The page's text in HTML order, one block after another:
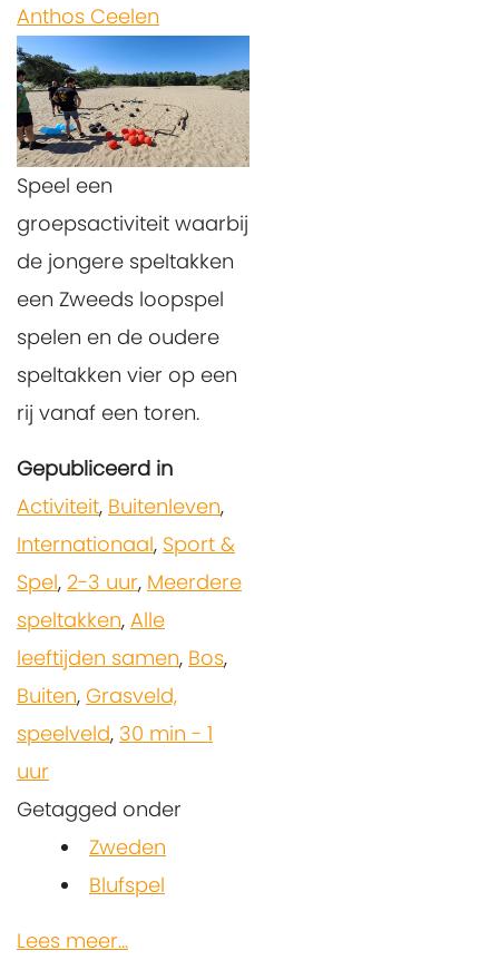
Anthos Ceelen
Speel een
groepsactiviteit waarbij
de jongere speltakken
een Zweeds loopspel
spelen en de oudere
speltakken vier op een
rij vanaf een toren.
Gepubliceerd in
Activiteit, Buitenleven,
Internationaal, Sport &
Spel, 2-3 uur, Meerdere
speltakken, Alle
leeftijden samen, Bos,
Buiten, Grasveld,
speelveld, 30 min - 1
uur
Getagged onder
Zweden
Blufspel
Lees meer...